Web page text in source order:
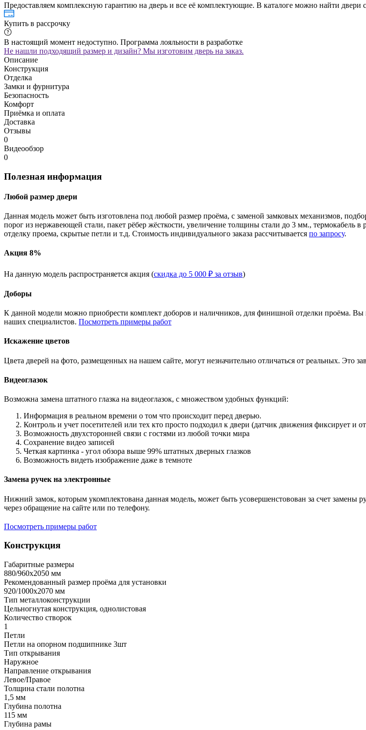
Предоставляем комплексную гарантию на дверь и все её комплектующие. В каталоге можно найти двери
Купить в рассрочку
В настоящий момент недоступно. Программа лояльности в разработке
Не нашли подходящий размер и дизайн? Мы изготовим дверь на заказ.
Описание
Конструкция
Отделка
Замки и фурнитура
Безопасность
Комфорт
Приёмка и оплата
Доставка
Отзывы
0
Видеообзор
0
Полезная информация
Любой размер двери
Данная модель может быть изготовлена под любой размер проёма, с заменой замковых механизмов,
порог из нержавеющей стали, пакет рёбер жёсткости, увеличение толщины стали до 3 мм.,
отделку проема, скрытые петли и т.д. Стоимость индивидуального заказа рассчитывается по запросу.
Акция 8%
На данную модель распространяется акция (скидка до 5 000 ₽ за отзыв)
Доборы
К данной модели можно приобрести комплект доборов и наличников, для финишной отделки проёма. Вы
наших специалистов. Посмотреть примеры работ
Искажение цветов
Цвета дверей на фото, размещенных на нашем сайте, могут незначительно отличаться от реальных. Это
Видеоглазок
Возможна замена штатного глазка на видеоглазок, с множеством удобных функций:
Информация в реальном времени о том что происходит перед дверью.
Контроль и учет посетителей или тех кто просто подходил к двери (датчик движения фиксирует и
Возможность двухсторонней связи с гостями из любой точки мира
Сохранение видео записей
Четкая картинка - угол обзора выше 99% штатных дверных глазков
Возможность видеть изображение даже в темноте
Замена ручек на электронные
Нижний замок, которым укомплектована данная модель, может быть усовершенстовован за счет замены
через обращение на сайте или по телефону.
Посмотреть примеры работ
Конструкция
Габаритные размеры
880/960х2050 мм
Рекомендованный размер проёма для установки
920/1000х2070 мм
Тип металлоконструкции
Цельногнутая конструкция, однолистовая
Количество створок
1
Петли
Петли на опорном подшипнике 3шт
Тип открывания
Наружное
Направление открывания
Левое/Правое
Толщина стали полотна
1,5 мм
Глубина полотна
115 мм
Глубина рамы